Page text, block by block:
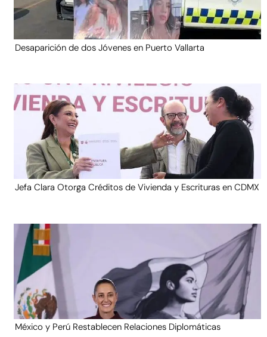
Desaparición de dos Jóvenes en Puerto Vallarta
Jefa Clara Otorga Créditos de Vivienda y Escrituras en CDMX
México y Perú Restablecen Relaciones Diplomáticas